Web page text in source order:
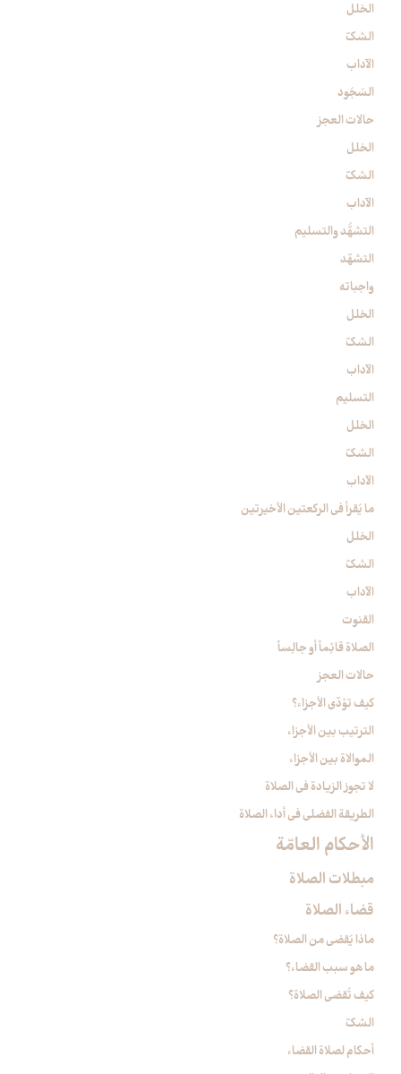
الخلل
الشكّ
الآداب
السُجُود
حالات العجز
الخلل
الشكّ
الآداب
التشهُّد والتسليم‏
التشهّد
واجباته
الخلل
الشكّ
الآداب
التسليم
الخلل
الشكّ
الآداب
ما يُقرأ في الركعتين الأخيرتين‏
الخلل
الشكّ
الآداب
القنوت‏
الصلاة قائِماً أو جالِساً
حالات العجز
كيف تؤدّى الأجزاء؟
الترتيب بين الأجزاء
الموالاة بين الأجزاء
لا تجوز الزيادة في الصلاة
الطريقة الفضلى في أداء الصلاة
الأحكام العامّة
مبطلات الصلاة
قضاء الصلاة
ماذا يُقضى من الصلاة؟
ما هو سبب القضاء؟
كيف تُقضى الصلاة؟
الشكّ
أحكام لصلاة القضاء